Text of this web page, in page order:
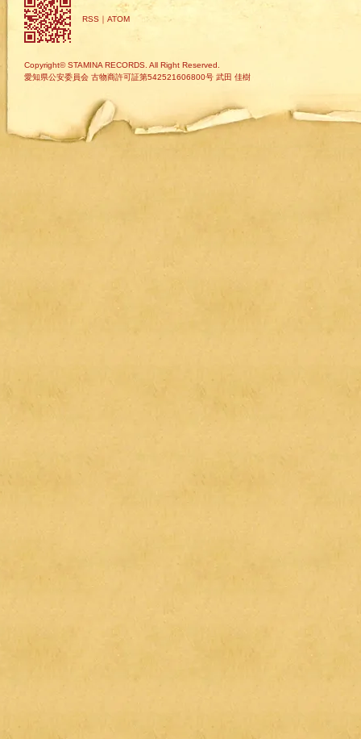
RSS ｜ ATOM
Copyright© STAMINA RECORDS. All Right Reserved.
愛知県公安委員会 古物商許可証第542521606800号 武田 佳樹